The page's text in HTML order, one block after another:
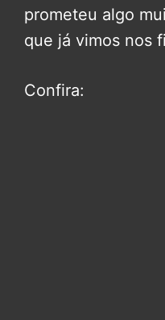
prometeu algo
que já vimos nos
Confira: